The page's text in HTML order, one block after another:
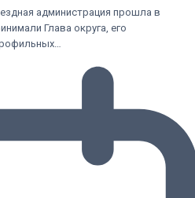
администрация прошла в
Глава округа, его